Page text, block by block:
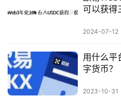
可以获得
2024-07-12
用什么平
字货币？
2023-10-31